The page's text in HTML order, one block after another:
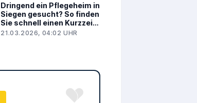
Dringend ein Pflegeheim in
Siegen gesucht? So finden
Sie schnell einen Kurzzeit-
oder Dauerpflegeplatz
21.03.2026, 04:02 UHR